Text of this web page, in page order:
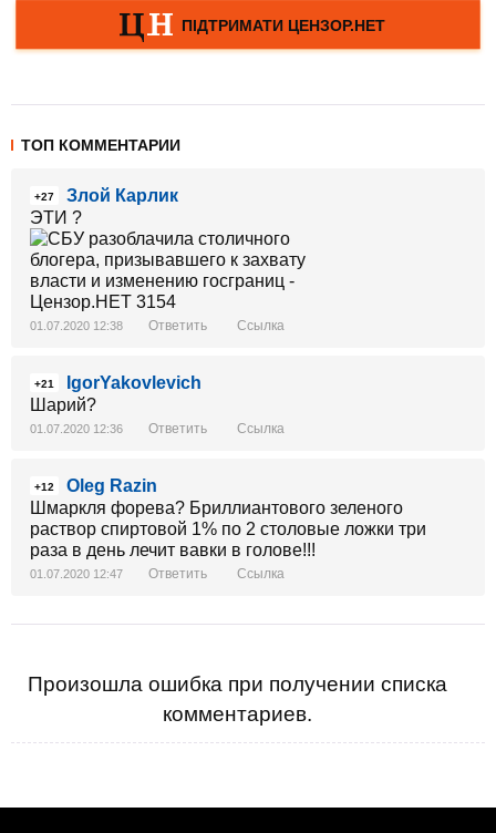
ТОП КОММЕНТАРИИ
+27
Злой Карлик
ЭТИ ?
01.07.2020 12:38 Ответить Ссылка
+21
IgorYakovlevich
Шарий?
01.07.2020 12:36 Ответить Ссылка
+12
Oleg Razin
Шмаркля форева? Бриллиантового зеленого
раствор спиртовой 1% по 2 столовые ложки три
раза в день лечит вавки в голове!!!
01.07.2020 12:47 Ответить Ссылка
Произошла ошибка при получении списка
комментариев.